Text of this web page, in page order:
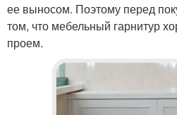
ее выносом. Поэтому перед
том, что мебельный гарнитур
проем.